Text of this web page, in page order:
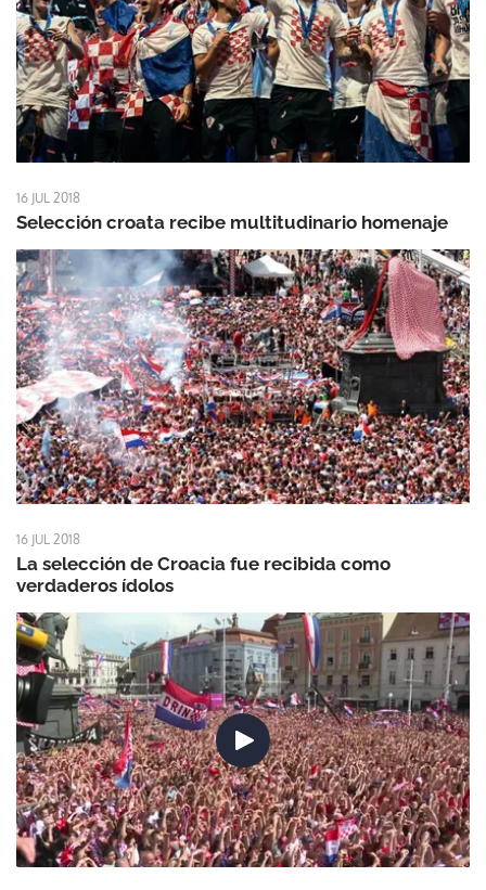
16 JUL 2018
Selección croata recibe multitudinario homenaje
16 JUL 2018
La selección de Croacia fue recibida como
verdaderos ídolos